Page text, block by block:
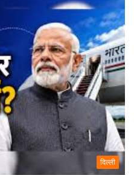
दिल्ली